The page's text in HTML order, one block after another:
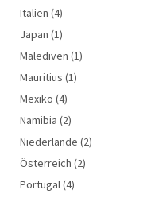
Italien (4)
Japan (1)
Malediven (1)
Mauritius (1)
Mexiko (4)
Namibia (2)
Niederlande (2)
Österreich (2)
Portugal(4)